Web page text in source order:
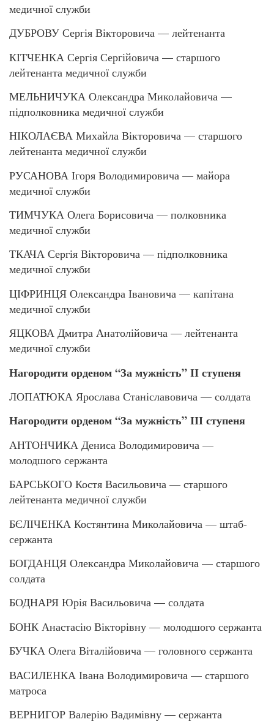
медичної служби
ДУБРОВУ Сергія Вікторовича — лейтенанта
КІТЧЕНКА Сергія Сергійовича — старшого
лейтенанта медичної служби
МЕЛЬНИЧУКА Олександра Миколайовича —
підполковника медичної служби
НІКОЛАЄВА Михайла Вікторовича — старшого
лейтенанта медичної служби
РУСАНОВА Ігоря Володимировича — майора
медичної служби
ТИМЧУКА Олега Борисовича — полковника
медичної служби
ТКАЧА Сергія Вікторовича — підполковника
медичної служби
ЦІФРИНЦЯ Олександра Івановича — капітана
медичної служби
ЯЦКОВА Дмитра Анатолійовича — лейтенанта
медичної служби
Нагородити орденом “За мужність” ІІ ступеня
ЛОПАТЮКА Ярослава Станіславовича — солдата
Нагородити орденом “За мужність” ІІІ ступеня
АНТОНЧИКА Дениса Володимировича —
молодшого сержанта
БАРСЬКОГО Костя Васильовича — старшого
лейтенанта медичної служби
БЄЛІЧЕНКА Костянтина Миколайовича — штаб-
сержанта
БОГДАНЦЯ Олександра Миколайовича — старшого
солдата
БОДНАРЯ Юрія Васильовича — солдата
БОНК Анастасію Вікторівну — молодшого сержанта
БУЧКА Олега Віталійовича — головного сержанта
ВАСИЛЕНКА Івана Володимировича — старшого
матроса
ВЕРНИГОР Валерію Вадимівну — сержанта